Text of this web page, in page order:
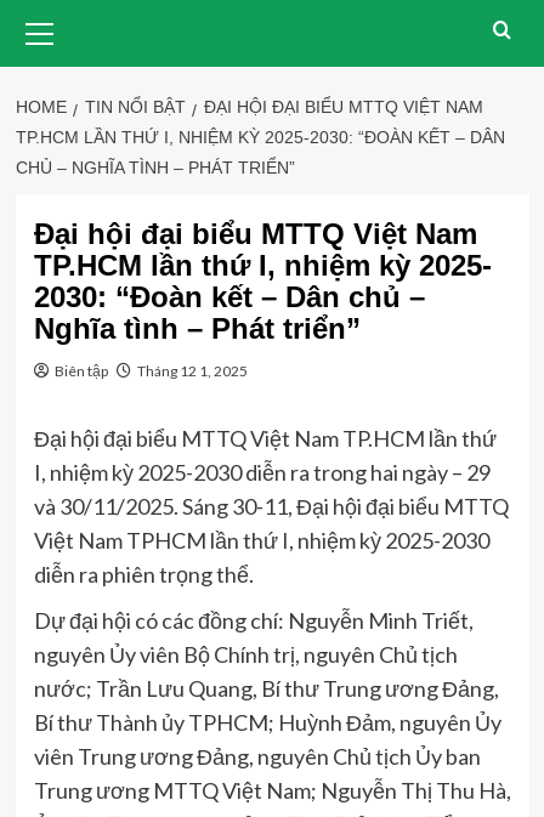
content
Menu
HOME TIN NỔI BẬT
ĐẠI HỘI ĐẠI BIỂU MTTQ VIỆT NAM
TP.HCM LẦN THỨ I, NHIỆM KỲ 2025-2030: “ĐOÀN KẾT – DÂN
CHỦ – NGHĨA TÌNH – PHÁT TRIỂN”
Đại hội đại biểu MTTQ Việt Nam
TP.HCM lần thứ I, nhiệm kỳ 2025-
2030: “Đoàn kết – Dân chủ –
Nghĩa tình – Phát triển”
Biên tập Tháng 12 1, 2025
Đại hội đại biểu MTTQ Việt Nam TP.HCM lần thứ
I, nhiệm kỳ 2025-2030 diễn ra trong hai ngày – 29
và 30/11/2025. Sáng 30-11, Đại hội đại biểu MTTQ
Việt Nam TPHCM lần thứ I, nhiệm kỳ 2025-2030
diễn ra phiên trọng thể.
Dự đại hội có các đồng chí: Nguyễn Minh Triết,
nguyên Ủy viên Bộ Chính trị, nguyên Chủ tịch
nước; Trần Lưu Quang, Bí thư Trung ương Đảng,
Bí thư Thành ủy TPHCM; Huỳnh Đảm, nguyên Ủy
viên Trung ương Đảng, nguyên Chủ tịch Ủy ban
Trung ương MTTQ Việt Nam; Nguyễn Thị Thu Hà,